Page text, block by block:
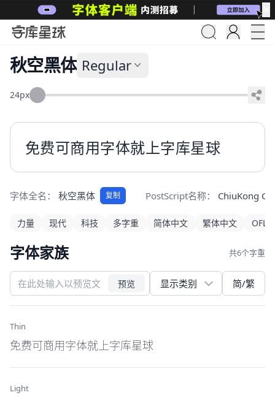
秋空黑体 Regular
24px
免费可商用字体就上字库星球
字体全名： 秋空黑体 复制 PostScript名称： ChiuKong
力量 现代 科技 多字重 简体中文 繁体中文 OFL
字体家族 共6个字重
预览 简/繁
Thin
免费可商用字体就上字库星球
Light